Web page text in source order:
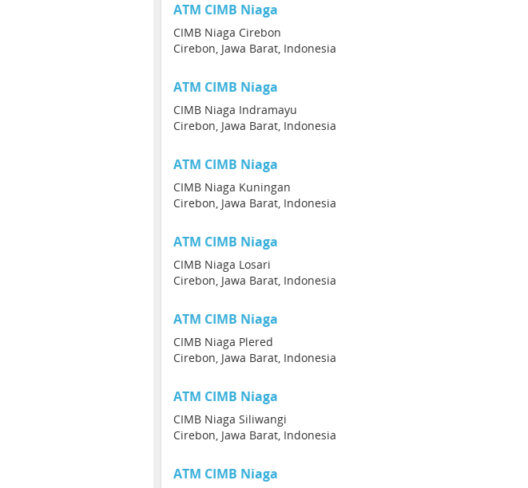
ATM CIMB Niaga
CIMB Niaga Cirebon
Cirebon, Jawa Barat, Indonesia
ATM CIMB Niaga
CIMB Niaga Indramayu
Cirebon, Jawa Barat, Indonesia
ATM CIMB Niaga
CIMB Niaga Kuningan
Cirebon, Jawa Barat, Indonesia
ATM CIMB Niaga
CIMB Niaga Losari
Cirebon, Jawa Barat, Indonesia
ATM CIMB Niaga
CIMB Niaga Plered
Cirebon, Jawa Barat, Indonesia
ATM CIMB Niaga
CIMB Niaga Siliwangi
Cirebon, Jawa Barat, Indonesia
ATM CIMB Niaga